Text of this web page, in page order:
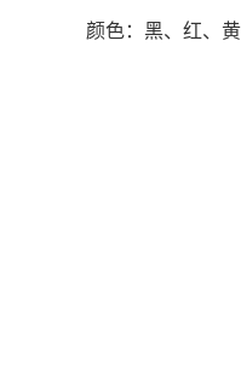
颜色：黑、红、